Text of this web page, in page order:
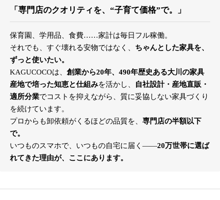
「専門店のクオリティを、“子育て価格”で。」
保育園、学用品、食費……家計は毎日フル稼働。
それでも、すぐ壊れる安物ではなく、 ちゃんとした家具を、
ずっと使いたい。
KAGUCOCOは、 創業から20年、490年歴史ある大川の家具
産地で培った知恵と仕組みを活かし、
自社設計・産地直販・
適所分業でコストを抑えながら、質に妥協しない家具づくり
を続けています。
プロからも卸依頼がくるほどの品質を、 専門店の半額以下
で。
いつものスマホで、いつもの自宅に届く――20万世帯に選ば
れてきた理由が、ここにあります。